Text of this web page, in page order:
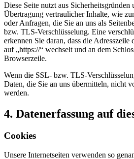
Diese Seite nutzt aus Sicherheitsgründen
Übertragung vertraulicher Inhalte, wie
oder Anfragen, die Sie an uns als
bzw. TLS-Verschlüsselung. Eine
erkennen Sie daran, dass die Adresszeile
auf „https://“ wechselt und an dem
Browserzeile.
Wenn die SSL- bzw. TLS-
Daten, die Sie an uns übermitteln, nicht
werden.
4. Datenerfassung auf
Cookies
Unsere Internetseiten verwenden so